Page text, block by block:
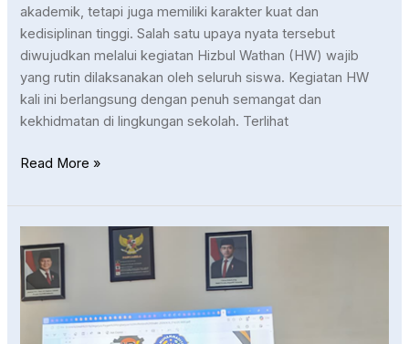
akademik, tetapi juga memiliki karakter kuat dan
kedisiplinan tinggi. Salah satu upaya nyata tersebut
diwujudkan melalui kegiatan Hizbul Wathan (HW) wajib
yang rutin dilaksanakan oleh seluruh siswa. Kegiatan HW
kali ini berlangsung dengan penuh semangat dan
kekhidmatan di lingkungan sekolah. Terlihat
Read More »
Muhammadiyah
1
Nganjuk
Resmi